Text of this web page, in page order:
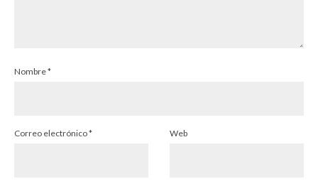
Nombre*
Correo electrónico* Web